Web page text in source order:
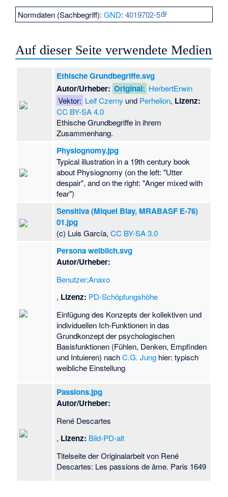
Normdaten (Sachbegriff):GND:4019702-5
Auf dieser Seite verwendete Medien
Ethische Grundbegriffe.svg
Autor/Urheber: Original: HerbertErwin
Vektor: Leif Czerny und Perhelion, Lizenz:
CC BY-SA 4.0
Ethische Grundbegriffe in ihrem
Zusammenhang.
Physiognomy.jpg
Typical illustration in a 19th century book
about Physiognomy (on the left: "Utter
despair", and on the right: "Anger mixed with
fear")
Sensitiva (Miquel Blay, MRABASF E-76)
01.jpg
(c) Luis García,CC BY-SA 3.0
Persona weiblich.svg
Autor/Urheber:
Benutzer:Anaxo
, Lizenz: PD-Schöpfungshöhe
Einfügung des Konzepts der kollektiven und
individuellen Ich-Funktionen in das
Grundkonzept der psychologischen
Basisfunktionen (Fühlen, Denken, Empfinden
und Intuieren) nachC.G. Jung hier: typisch
weibliche Einstellung
Passions.jpg
Autor/Urheber:
René Descartes
, Lizenz: Bild-PD-alt
Titelseite der Originalarbeit von René
Descartes: Les passions de âme. Paris 1649